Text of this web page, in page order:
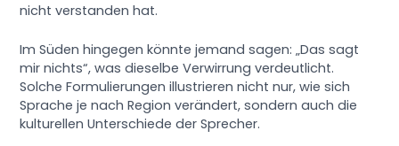
nicht verstanden hat.
Im Süden hingegen könnte jemand sagen: „Das sagt
mir nichts“, was dieselbe Verwirrung verdeutlicht.
Solche Formulierungen illustrieren nicht nur, wie sich
Sprache je nach Region verändert, sondern auch die
kulturellen Unterschiede der Sprecher.